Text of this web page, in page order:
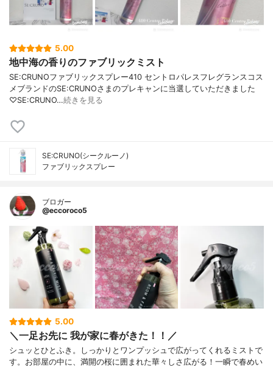
5.00
地中海の香りのファブリックミスト
SE:CRUNOファブリックスプレー410 セントロパレスフレグランスコス
メブランドのSE:CRUNOさまのプレキャンに当選していただきました
♡SE:CRUNO…続きを見る
SE:CRUNO(シークルーノ)
ファブリックスプレー
ブロガー
@eccoroco5
5.00
＼一足お先に 我が家に春がきた！！／
シュッとひとふき。しっかりとワンプッシュで広がってくれるミストで
す。お部屋の中に、満開の桜に囲まれた華々しさ広がる！一瞬で春めい